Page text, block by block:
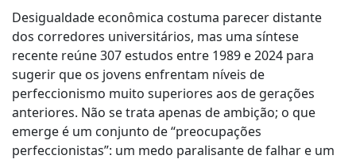
Desigualdade econômica costuma parecer distante
dos corredores universitários, mas uma síntese
recente reúne 307 estudos entre 1989 e 2024 para
sugerir que os jovens enfrentam níveis de
perfeccionismo muito superiores aos de gerações
anteriores. Não se trata apenas de ambição; o que
emerge é um conjunto de “preocupações
perfeccionistas”: um medo paralisante de falhar e um